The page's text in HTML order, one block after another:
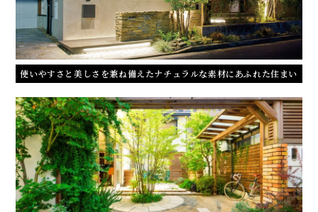
使いやすさと美しさを兼ね備えたナチュラルな素材にあふれた住まい